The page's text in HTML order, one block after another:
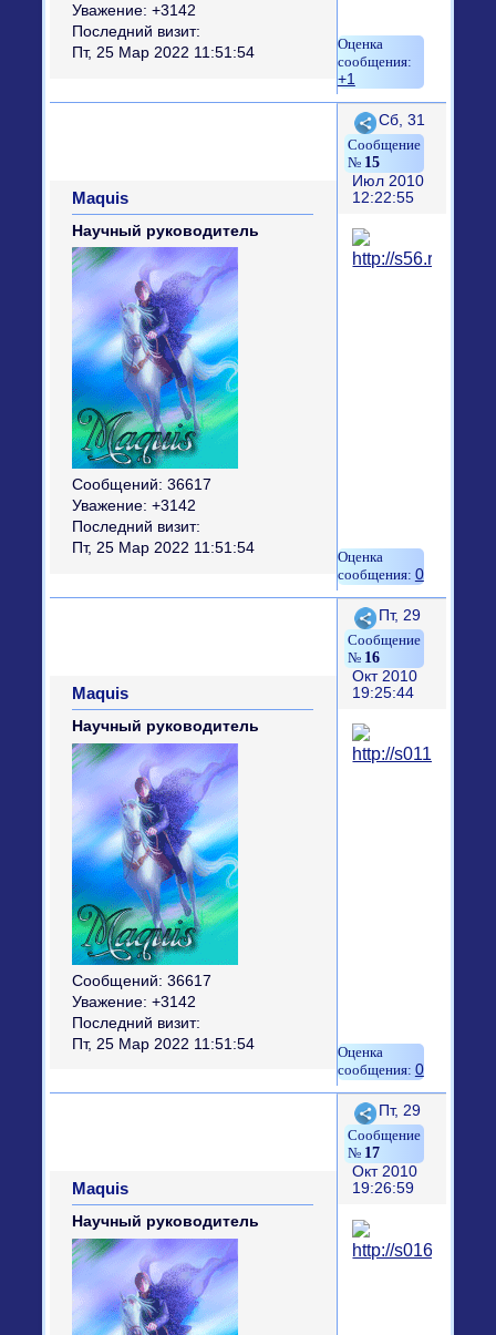
Уважение: +3142
Последний визит:
Пт, 25 Мар 2022 11:51:54
+1
Поделиться
15
Сб, 31
Июл 2010
12:22:55
Maquis
Научный руководитель
Сообщений: 36617
Уважение: +3142
Последний визит:
Пт, 25 Мар 2022 11:51:54
0
Поделиться
16
Пт, 29
Окт 2010
19:25:44
Maquis
Научный руководитель
Сообщений: 36617
Уважение: +3142
Последний визит:
Пт, 25 Мар 2022 11:51:54
0
Поделиться
17
Пт, 29
Окт 2010
19:26:59
Maquis
Научный руководитель